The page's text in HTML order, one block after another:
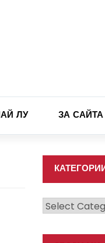
ЛУ ЗА САЙТА
Категории